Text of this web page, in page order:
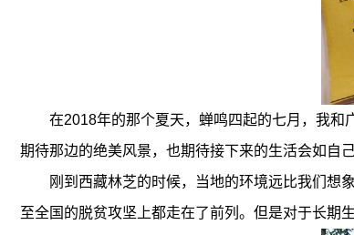
在2018年的那个夏天，蝉鸣四起的七月，我
期待那边的绝美风景，也期待接下来的生活会如自
刚到西藏林芝的时候，当地的环境远比我们想
至全国的脱贫攻坚上都走在了前列。但是对于长期